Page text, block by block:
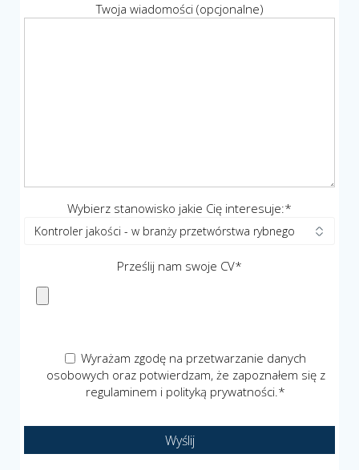
Twoja wiadomości (opcjonalne)
Wybierz stanowisko jakie Cię interesuje:*
Prześlij nam swoje CV*
Wyrażam zgodę na przetwarzanie danych
osobowych oraz potwierdzam, że zapoznałem się z
regulaminem i polityką prywatności.*